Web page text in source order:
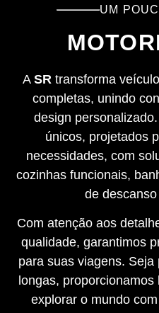
UM
A SRtransforma
completas, unindo
design
únicos, projetados
necessidades, com
cozinhas funcionais,
de
Com atenção aos
qualidade, garantimos
para suas viagens.
longas,
explorar o mundo